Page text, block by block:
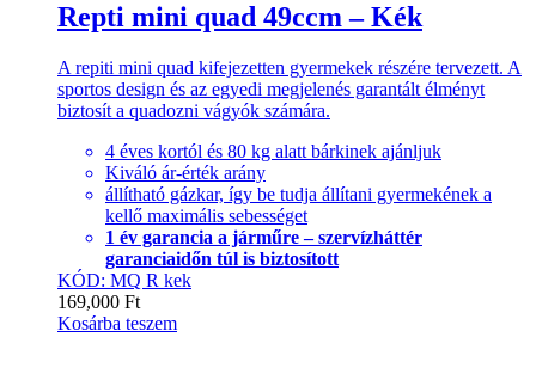
Repti mini quad 49ccm – Kék
A repiti mini quad kifejezetten gyermekek részére tervezett. A
sportos design és az egyedi megjelenés garantált élményt
biztosít a quadozni vágyók számára.
4 éves kortól és 80 kg alatt bárkinek ajánljuk
Kiváló ár-érték arány
állítható gázkar, így be tudja állítani gyermekének a
kellő maximális sebességet
1 év garancia a járműre – szervízháttér
garanciaidőn túl is biztosított
KÓD: MQ R kek
169,000 Ft
Kosárba teszem